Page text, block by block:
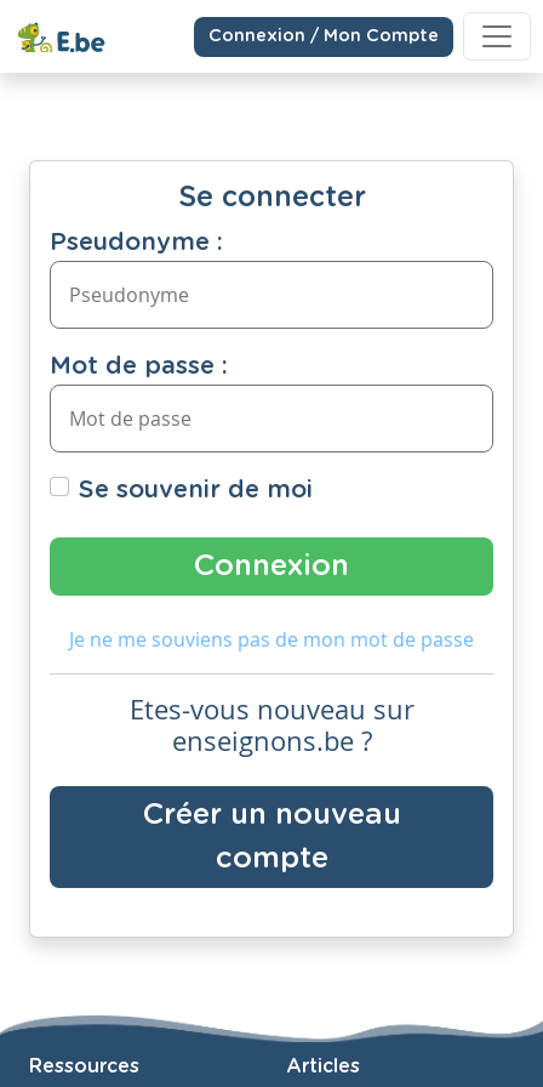
Connexion / Mon Compte
Se connecter
Pseudonyme :
Mot de passe :
Se souvenir de moi
Je ne me souviens pas de mon mot de passe
Etes-vous nouveau sur
enseignons.be ?
Créer un nouveau
compte
Ressources Articles